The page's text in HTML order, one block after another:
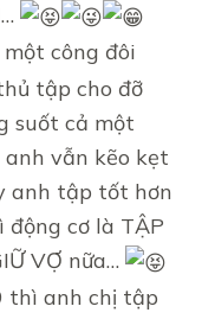
công đôi
tập cho đỡ
suốt cả một
vẫn kẽo kẹt
anh tập tốt hơn
động cơ là TẬP
VỢ nữa…
thì anh chị tập